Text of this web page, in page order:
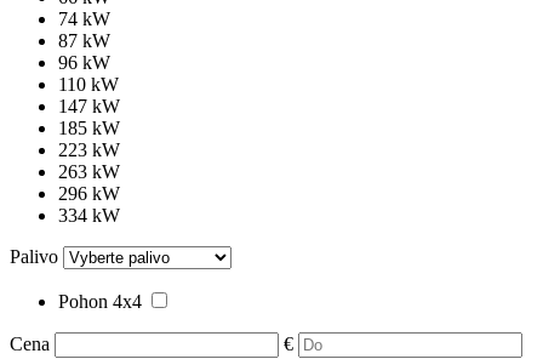
74 kW
87 kW
96 kW
110 kW
147 kW
185 kW
223 kW
263 kW
296 kW
334 kW
Palivo
Pohon 4x4
Cena €